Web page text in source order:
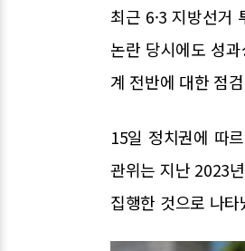
최근 6·3 지방선거
논란 당시에도 성
계 전반에 대한 점
15일 정치권에 따
관위는 지난 2023
집행한 것으로 나